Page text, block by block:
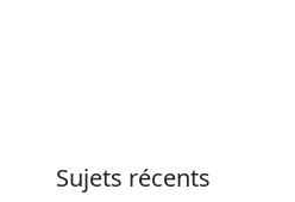
Sujets récents